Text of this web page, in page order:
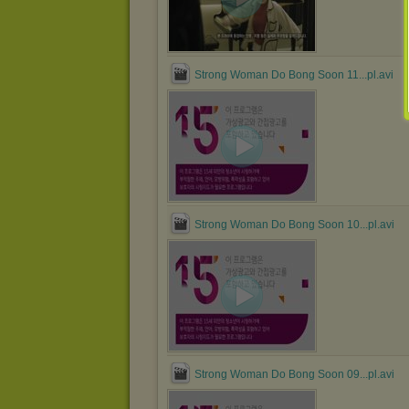
Strong Woman Do Bong Soon 11...pl.avi
Strong Woman Do Bong Soon 10...pl.avi
Strong Woman Do Bong Soon 09...pl.avi